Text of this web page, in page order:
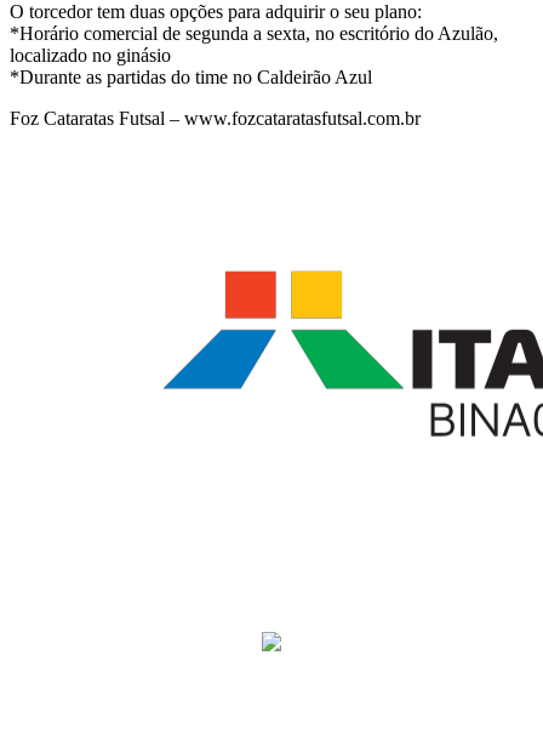
O torcedor tem duas opções para adquirir o seu plano:
*Horário comercial de segunda a sexta, no escritório do Azulão,
localizado no ginásio
*Durante as partidas do time no Caldeirão Azul
Foz Cataratas Futsal – www.fozcataratasfutsal.com.br